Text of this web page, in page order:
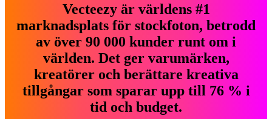
Vecteezy är världens #1
marknadsplats för stockfoton, betrodd
av över 90 000 kunder runt om i
världen. Det ger varumärken,
kreatörer och berättare kreativa
tillgångar som sparar upp till 76 % i
tid och budget.